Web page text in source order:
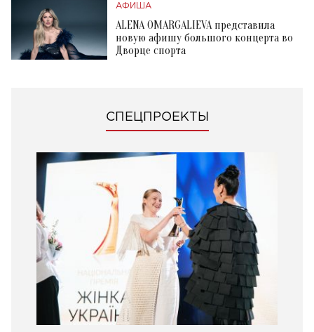
АФИША
ALENA OMARGALIEVA представила
новую афишу большого концерта во
Дворце спорта
СПЕЦПРОЕКТЫ